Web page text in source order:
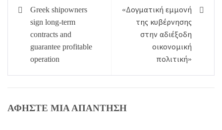
Πλοήγηση
άρθρων
Greek shipowners
sign long-term
contracts and
guarantee profitable
operation
«Δογματική εμμονή
της κυβέρνησης
στην αδιέξοδη
οικονομική
πολιτική»
ΑΦΉΣΤΕ ΜΙΑ ΑΠΆΝΤΗΣΗ